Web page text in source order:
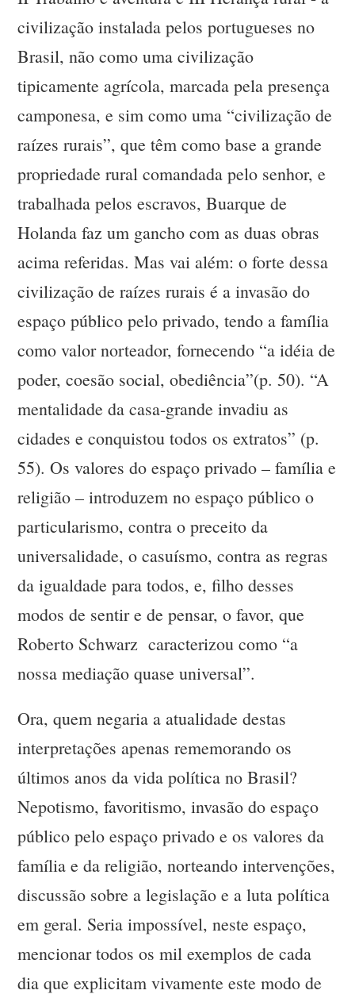
civilização instalada pelos portugueses no
Brasil, não como uma civilização
tipicamente agrícola, marcada pela presença
camponesa, e sim como uma “civilização de
raízes rurais”, que têm como base a grande
propriedade rural comandada pelo senhor, e
trabalhada pelos escravos, Buarque de
Holanda faz um gancho com as duas obras
acima referidas. Mas vai além: o forte dessa
civilização de raízes rurais é a invasão do
espaço público pelo privado, tendo a família
como valor norteador, fornecendo “a idéia de
poder, coesão social, obediência”(p. 50). “A
mentalidade da casa-grande invadiu as
cidades e conquistou todos os extratos” (p.
55). Os valores do espaço privado – família e
religião – introduzem no espaço público o
particularismo, contra o preceito da
universalidade, o casuísmo, contra as regras
da igualdade para todos, e, filho desses
modos de sentir e de pensar, o favor, que
Roberto Schwarz caracterizou como “a
nossa mediação quase universal”.
Ora, quem negaria a atualidade destas
interpretações apenas rememorando os
últimos anos da vida política no Brasil?
Nepotismo, favoritismo, invasão do espaço
público pelo espaço privado e os valores da
família e da religião, norteando intervenções,
discussão sobre a legislação e a luta política
em geral. Seria impossível, neste espaço,
mencionar todos os mil exemplos de cada
dia que explicitam vivamente este modo de